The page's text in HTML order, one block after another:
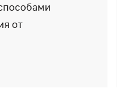
от